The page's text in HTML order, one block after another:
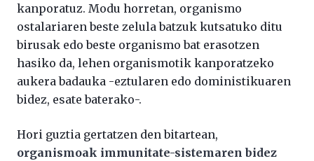
kanporatuz. Modu horretan, organismo
ostalariaren beste zelula batzuk kutsatuko ditu
birusak edo beste organismo bat erasotzen
hasiko da, lehen organismotik kanporatzeko
aukera badauka -eztularen edo doministikuaren
bidez, esate baterako-.
Hori guztia gertatzen den bitartean,
organismoak immunitate-sistemaren bidez